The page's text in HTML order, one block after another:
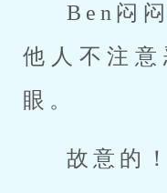
Ben闷
他人不注
眼。
故意的！